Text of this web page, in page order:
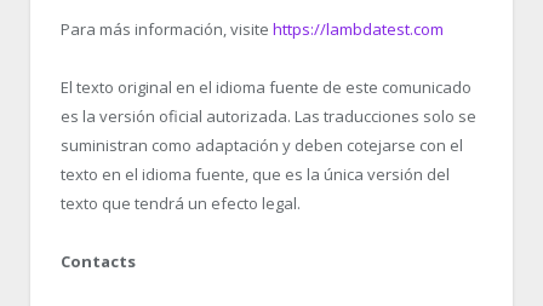
Para más información, visite https://lambdatest.com
El texto original en el idioma fuente de este comunicado
es la versión oficial autorizada. Las traducciones solo se
suministran como adaptación y deben cotejarse con el
texto en el idioma fuente, que es la única versión del
texto que tendrá un efecto legal.
Contacts